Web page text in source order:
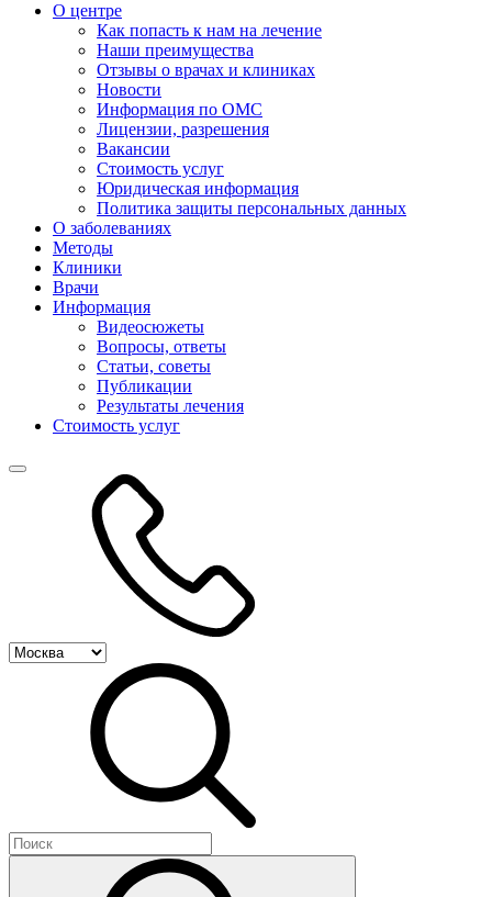
О центре
Как попасть к нам на лечение
Наши преимущества
Отзывы о врачах и клиниках
Новости
Информация по ОМС
Лицензии, разрешения
Вакансии
Стоимость услуг
Юридическая информация
Политика защиты персональных данных
О заболеваниях
Методы
Клиники
Врачи
Информация
Видеосюжеты
Вопросы, ответы
Статьи, советы
Публикации
Результаты лечения
Стоимость услуг